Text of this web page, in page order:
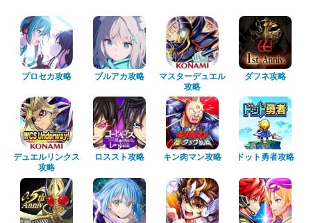
プロセカ攻略 ブルアカ攻略
マスターデュエル
攻略
ダフネ攻略
デュエルリンクス
攻略
ロススト攻略 キン肉マン攻略 ドット勇者攻略